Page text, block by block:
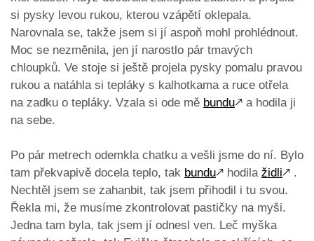
si pysky levou rukou, kterou vzápětí oklepala.
Narovnala se, takže jsem si jí aspoň mohl prohlédnout.
Moc se nezměnila, jen jí narostlo pár tmavých
chloupků. Ve stoje si ještě projela pysky pomalu pravou
rukou a natáhla si tepláky s kalhotkama a ruce otřela
na zadku o tepláky. Vzala si ode mě bundu🡕 a hodila ji
na sebe.
Po pár metrech odemkla chatku a vešli jsme do ní. Bylo
tam překvapivě docela teplo, tak bundu🡕 hodila židli🡕 .
Nechtěl jsem se zahanbit, tak jsem přihodil i tu svou.
Řekla mi, že musíme zkontrolovat pastičky na myši.
Jedna tam byla, tak jsem jí odnesl ven. Leč myška